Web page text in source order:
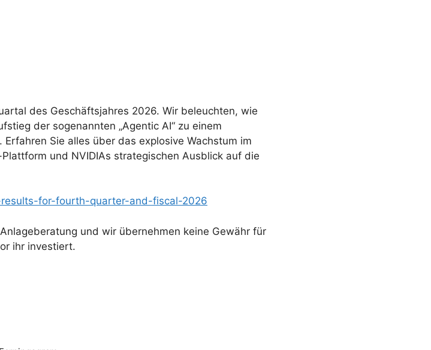
des Geschäftsjahres 2026. Wir beleuchten, wie
der sogenannten „Agentic AI“ zu einem
Sie alles über das explosive Wachstum im
und NVIDIAs strategischen Ausblick auf die
for-fourth-quarter-and-fiscal-2026
und wir übernehmen keine Gewähr für
ihr investiert.